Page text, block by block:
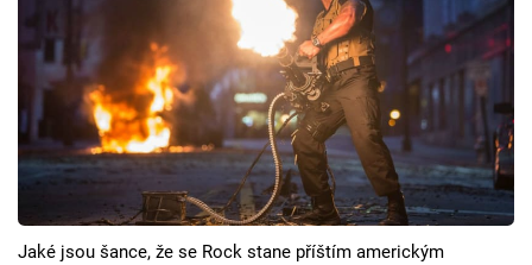
Seriály
Hry
Cool Esport
Pořady
Jaké jsou šance, že se Rock stane příštím americkým